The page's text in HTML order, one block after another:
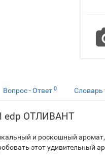
Вопрос - Ответ0 Словарь
edp ОТЛИВАНТ
и роскошный
этот удивительный